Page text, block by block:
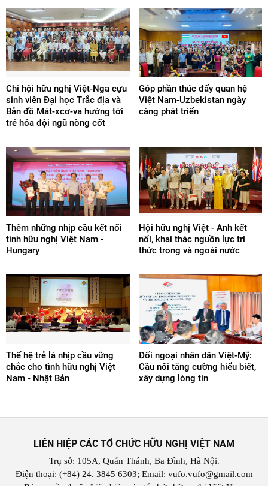
Chi hội hữu nghị Việt-Nga cựu
sinh viên Đại học Trắc địa và
Bản đồ Mát-xcơ-va hướng tới
trẻ hóa đội ngũ nòng cốt
Góp phần thúc đẩy quan hệ
Việt Nam-Uzbekistan ngày
càng phát triển
Thêm những nhịp cầu kết nối
tình hữu nghị Việt Nam -
Hungary
Hội hữu nghị Việt - Anh kết
nối, khai thác nguồn lực tri
thức trong và ngoài nước
Thế hệ trẻ là nhịp cầu vững
chắc cho tình hữu nghị Việt
Nam - Nhật Bản
Đối ngoại nhân dân Việt-Mỹ:
Cầu nối tăng cường hiểu biết,
xây dựng lòng tin
LIÊN HIỆP CÁC TỔ CHỨC HỮU NGHỊ VIỆT NAM
Trụ sở: 105A, Quán Thánh, Ba Đình, Hà Nội.
Điện thoại: (+84) 24. 3845 6303; Email: vufo.vufo@gmail.com